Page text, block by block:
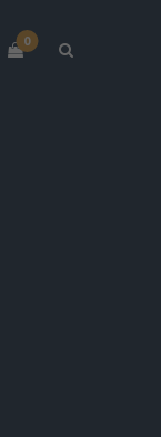
0